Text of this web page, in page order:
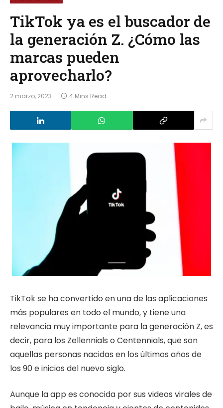
TikTok ya es el buscador de
la generación Z. ¿Cómo las
marcas pueden
aprovecharlo?
2 marzo, 2023 4 Mins Read
TikTok se ha convertido en una de las aplicaciones
más populares en todo el mundo, y tiene una
relevancia muy importante para la generación Z, es
decir, para los Zellennials o Centennials, que son
aquellas personas nacidas en los últimos años de
los 90 e inicios del nuevo siglo.
Aunque la app es conocida por sus videos virales de